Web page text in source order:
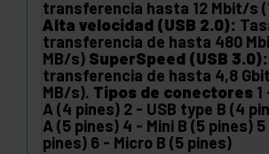
transferencia hasta 12 Mbit/s
Alta velocidad (USB 2.0):
transferencia de hasta 480
MB/s) SuperSpeed (USB 3.0):
transferencia de hasta 4,8
MB/s). Tipos de conectores
A (4 pines) 2 - USB type B (4
A (5 pines) 4 - Mini B (5 pines)
pines) 6 - Micro B (5 pines)